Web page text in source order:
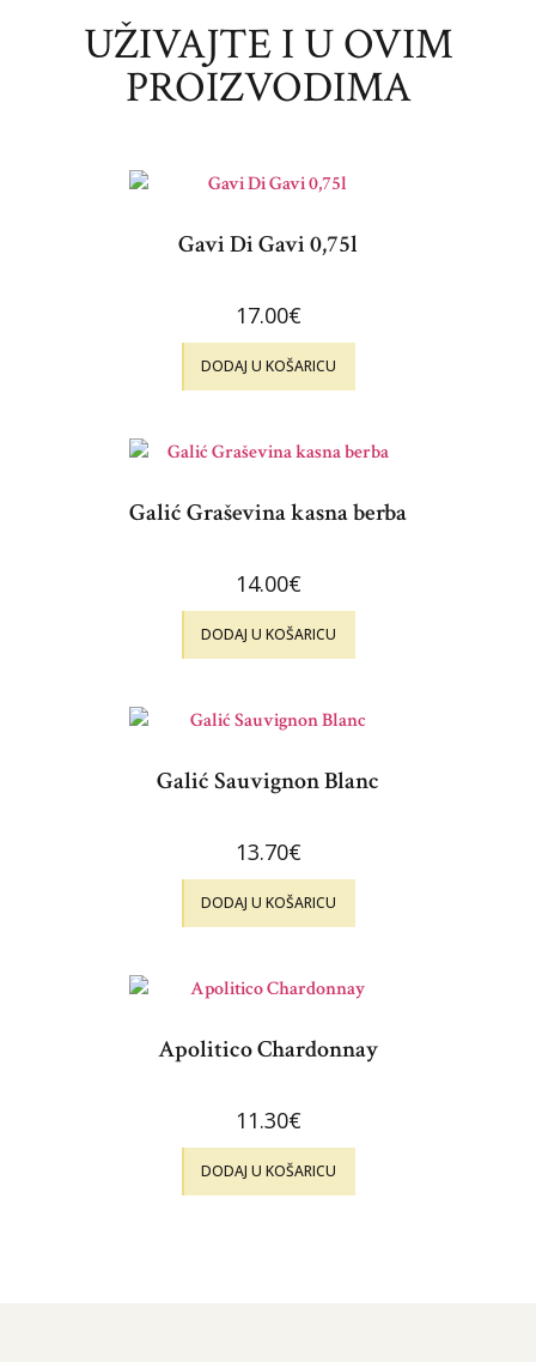
UŽIVAJTE I U OVIM
PROIZVODIMA
Gavi Di Gavi 0,75l
17.00€
DODAJ U KOŠARICU
Galić Graševina kasna berba
14.00€
DODAJ U KOŠARICU
Galić Sauvignon Blanc
13.70€
DODAJ U KOŠARICU
Apolitico Chardonnay
11.30€
DODAJ U KOŠARICU